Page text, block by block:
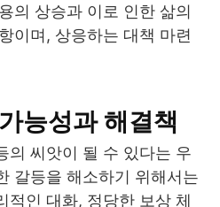
의 상승과 이로 인한 삶의
이며, 상응하는 대책 마련
능성과 해결책
의 씨앗이 될 수 있다는 우
갈등을 해소하기 위해서는
적인 대화, 정당한 보상 체